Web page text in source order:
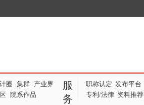
圈 集群| 产业界
院系作品
服
务
职称认定 发布平台
专利/法律 资料推荐